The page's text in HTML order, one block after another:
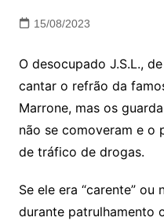
15/08/2023
O desocupado J.S.L.,
cantar o refrão da
Marrone, mas os
não se comoveram e o
de tráfico de drogas.
Se ele era “carente”
durante patrulhamento